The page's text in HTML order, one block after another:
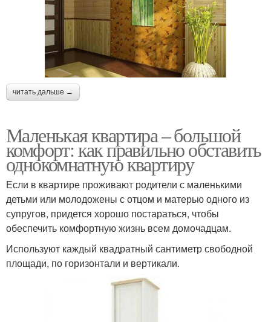
читать дальше →
Маленькая квартира – большой
комфорт: как правильно обставить
однокомнатную квартиру
Если в квартире проживают родители с маленькими
детьми или молодожены с отцом и матерью одного из
супругов, придется хорошо постараться, чтобы
обеспечить комфортную жизнь всем домочадцам.
Используют каждый квадратный сантиметр свободной
площади, по горизонтали и вертикали.